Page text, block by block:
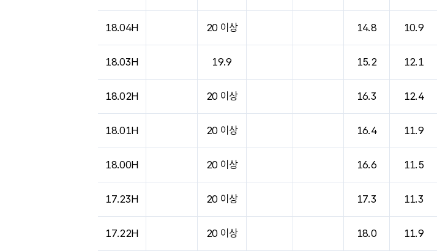
18.04H 20 이상 14.8 10.9
18.03H 19.9 15.2 12.1
18.02H 20 이상 16.3 12.4
18.01H 20 이상 16.4 11.9
18.00H 20 이상 16.6 11.5
17.23H 20 이상 17.3 11.3
17.22H 20 이상 18.0 11.9